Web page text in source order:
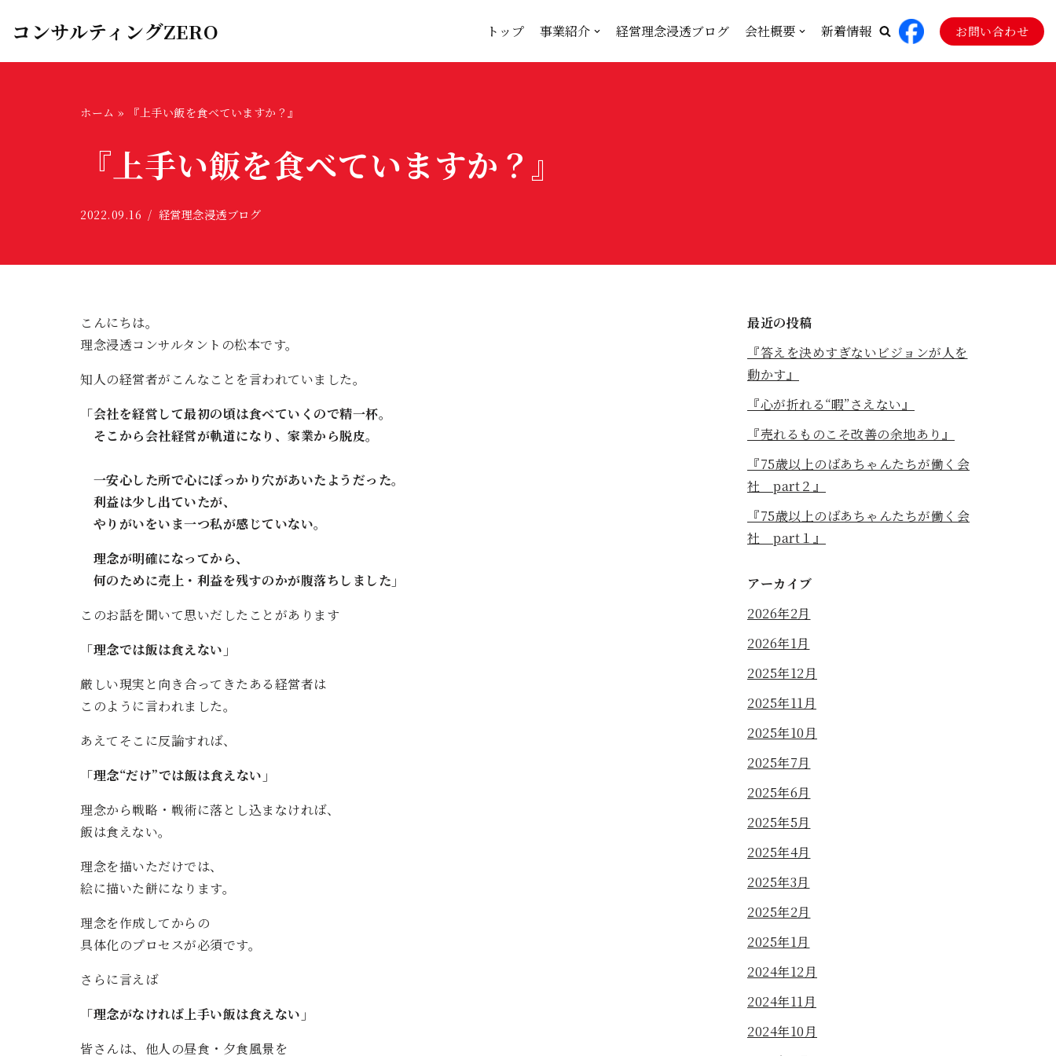
コ
ン
コンサルティングZERO トップ 事業紹介 経営理念浸透ブログ 会社概要 新着情報 お問い合わせ
ホーム » 『上手い飯を食べていますか？』
『上手い飯を食べていますか？』
2022.09.16 経営理念浸透ブログ
こんにちは。
理念浸透コンサルタントの松本です。
知人の経営者がこんなことを言われていました。
「会社を経営して最初の頃は食べていくので精一杯。
そこから会社経営が軌道になり、家業から脱皮。
一安心した所で心にぽっかり穴があいたようだった。
利益は少し出ていたが、
やりがいをいま一つ私が感じていない。
理念が明確になってから、
何のために売上・利益を残すのかが腹落ちしました」
このお話を聞いて思いだしたことがあります
「理念では飯は食えない」
厳しい現実と向き合ってきたある経営者は
このように言われました。
あえてそこに反論すれば、
「理念“だけ”では飯は食えない」
理念から戦略・戦術に落とし込まなければ、
飯は食えない。
理念を描いただけでは、
絵に描いた餅になります。
理念を作成してからの
具体化のプロセスが必須です。
さらに言えば
「理念がなければ上手い飯は食えない」
皆さんは、他人の昼食・夕食風景を
最近の投稿
『答えを決めすぎないビジョンが人を
動かす』
『心が折れる“暇”さえない』
『売れるものこそ改善の余地あり』
『75歳以上のばあちゃんたちが働く会
社 part２』
『75歳以上のばあちゃんたちが働く会
社 part１』
アーカイブ
2026年2月
2026年1月
2025年12月
2025年11月
2025年10月
2025年7月
2025年6月
2025年5月
2025年4月
2025年3月
2025年2月
2025年1月
2024年12月
2024年11月
2024年10月